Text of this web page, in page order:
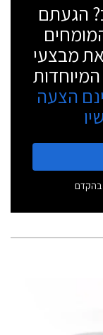
הגעתם
את מבצעי
הצעה
בהקדם